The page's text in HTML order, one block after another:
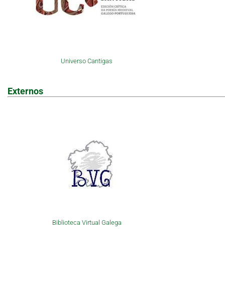
Universo Cantigas
Externos
Biblioteca Virtual Galega